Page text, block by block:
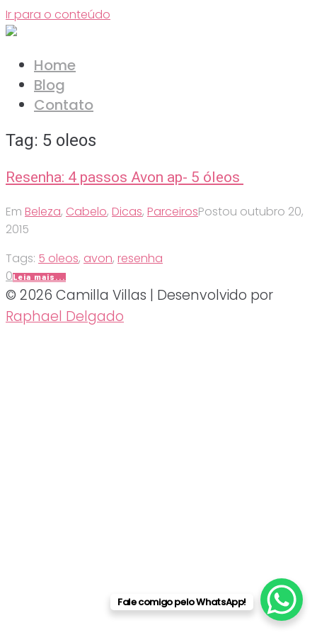
Ir para o conteúdo
Home
Blog
Contato
Tag: 5 oleos
Resenha: 4 passos Avon ap- 5 óleos
Em Beleza, Cabelo, Dicas, ParceirosPostou outubro 20,
2015
Tags: 5 oleos, avon, resenha
0Leia mais...
© 2026 Camilla Villas | Desenvolvido por
Raphael Delgado
Fale comigo pelo WhatsApp!